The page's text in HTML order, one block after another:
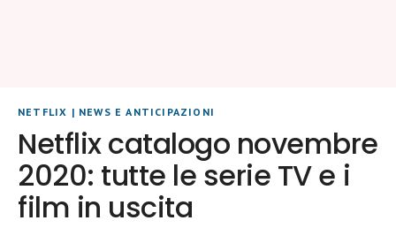
NETFLIX | NEWS E ANTICIPAZIONI
Netflix catalogo novembre
2020: tutte le serie TV e i
film in uscita